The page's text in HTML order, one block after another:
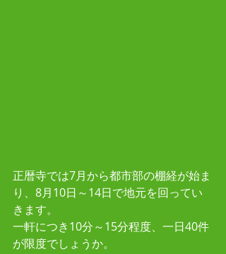
正暦寺では7月から都市部の棚経が始ま
り、8月10日～14日で地元を回ってい
きます。
一軒につき10分～15分程度、一日40件
が限度でしょうか。